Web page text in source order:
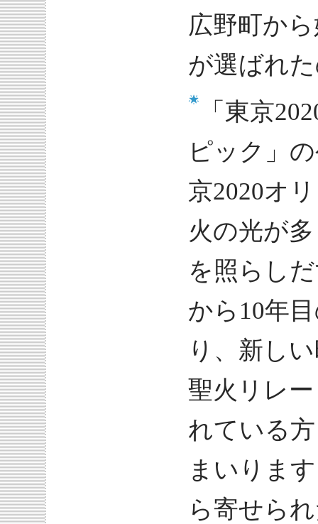
広野町か
が選ばれ
「東京
ピック」
京2020オ
火の光が
を照らし
から10年
り、新し
聖火リレ
れている
まいりま
ら寄せら